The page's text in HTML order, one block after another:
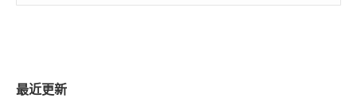
最近更新